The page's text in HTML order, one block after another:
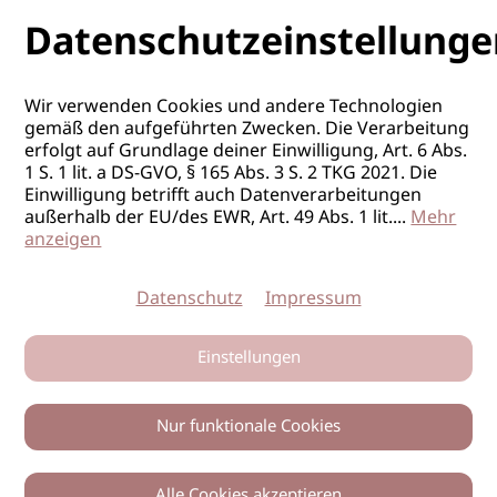
Wir verwenden Cookies und andere Technologien
gemäß den aufgeführten Zwecken. Die Verarbeitung
erfolgt auf Grundlage deiner Einwilligung, Art. 6 Abs.
1 S. 1 lit. a DS-GVO, § 165 Abs. 3 S. 2 TKG 2021. Die
Einwilligung betrifft auch Datenverarbeitungen
außerhalb der EU/des EWR, Art. 49 Abs. 1 lit....Mehr
anzeigen
Datenschutz Impressum
Einstellungen
Nur funktionale Cookies